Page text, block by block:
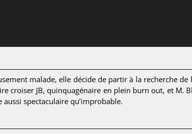
malade, elle décide de partir à la recherche
croiser JB, quinquagénaire en plein burn out, et M.
spectaculaire qu’improbable.